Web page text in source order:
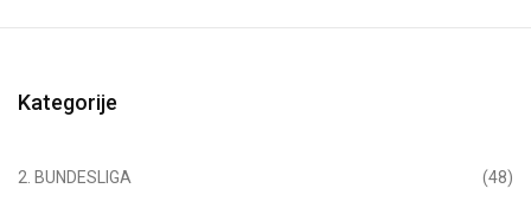
Kategorije
2. BUNDESLIGA (48)